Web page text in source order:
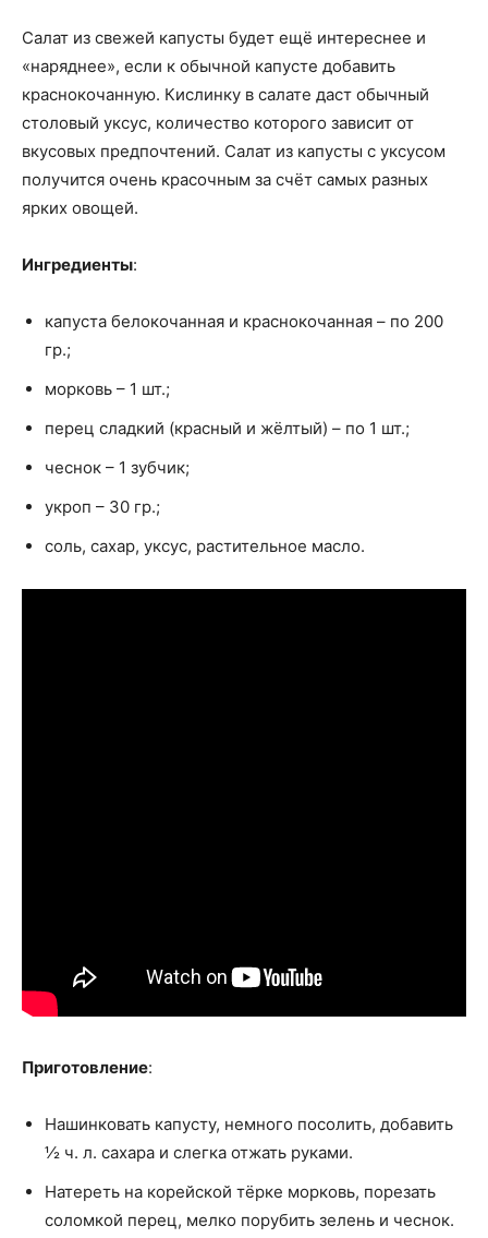
Салат из свежей капусты будет ещё интереснее и
«наряднее», если к обычной капусте добавить
краснокочанную. Кислинку в салате даст обычный
столовый уксус, количество которого зависит от
вкусовых предпочтений. Салат из капусты с уксусом
получится очень красочным за счёт самых разных
ярких овощей.
Ингредиенты:
капуста белокочанная и краснокочанная – по 200
гр.;
морковь – 1 шт.;
перец сладкий (красный и жёлтый) – по 1 шт.;
чеснок – 1 зубчик;
укроп – 30 гр.;
соль, сахар, уксус, растительное масло.
Приготовление:
Нашинковать капусту, немного посолить, добавить
½ ч. л. сахара и слегка отжать руками.
Натереть на корейской тёрке морковь, порезать
соломкой перец, мелко порубить зелень и чеснок.